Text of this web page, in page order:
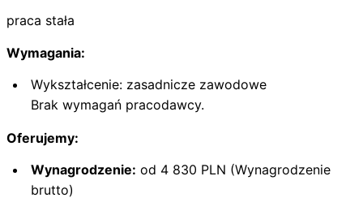
praca stała
Wymagania:
Wykształcenie: zasadnicze zawodowe
Brak wymagań pracodawcy.
Oferujemy:
Wynagrodzenie: od 4 830 PLN (Wynagrodzenie
brutto)